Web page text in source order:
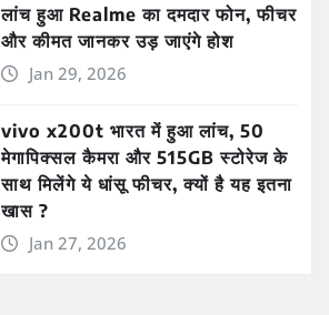
लांच हुआ Realme का दमदार फोन, फीचर
और कीमत जानकर उड़ जाएंगे होश
Jan 29, 2026
vivo x200t भारत में हुआ लांच, 50
मेगापिक्सल कैमरा और 515GB स्टोरेज के
साथ मिलेंगे ये धांसू फीचर, क्यों है यह इतना
खास ?
Jan 27, 2026